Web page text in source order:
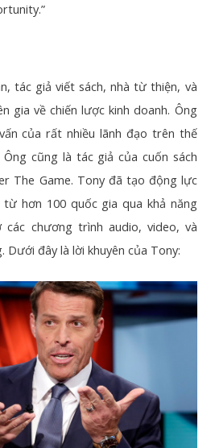
tác giả viết sách, nhà từ thiện, và
gia về chiến lược kinh doanh. Ông
của rất nhiều lãnh đạo trên thế
cũng là tác giả của cuốn sách
The Game. Tony đã tạo động lực
hơn 100 quốc gia qua khả năng
chương trình audio, video, và
Dưới đây là lời khuyên của Tony: